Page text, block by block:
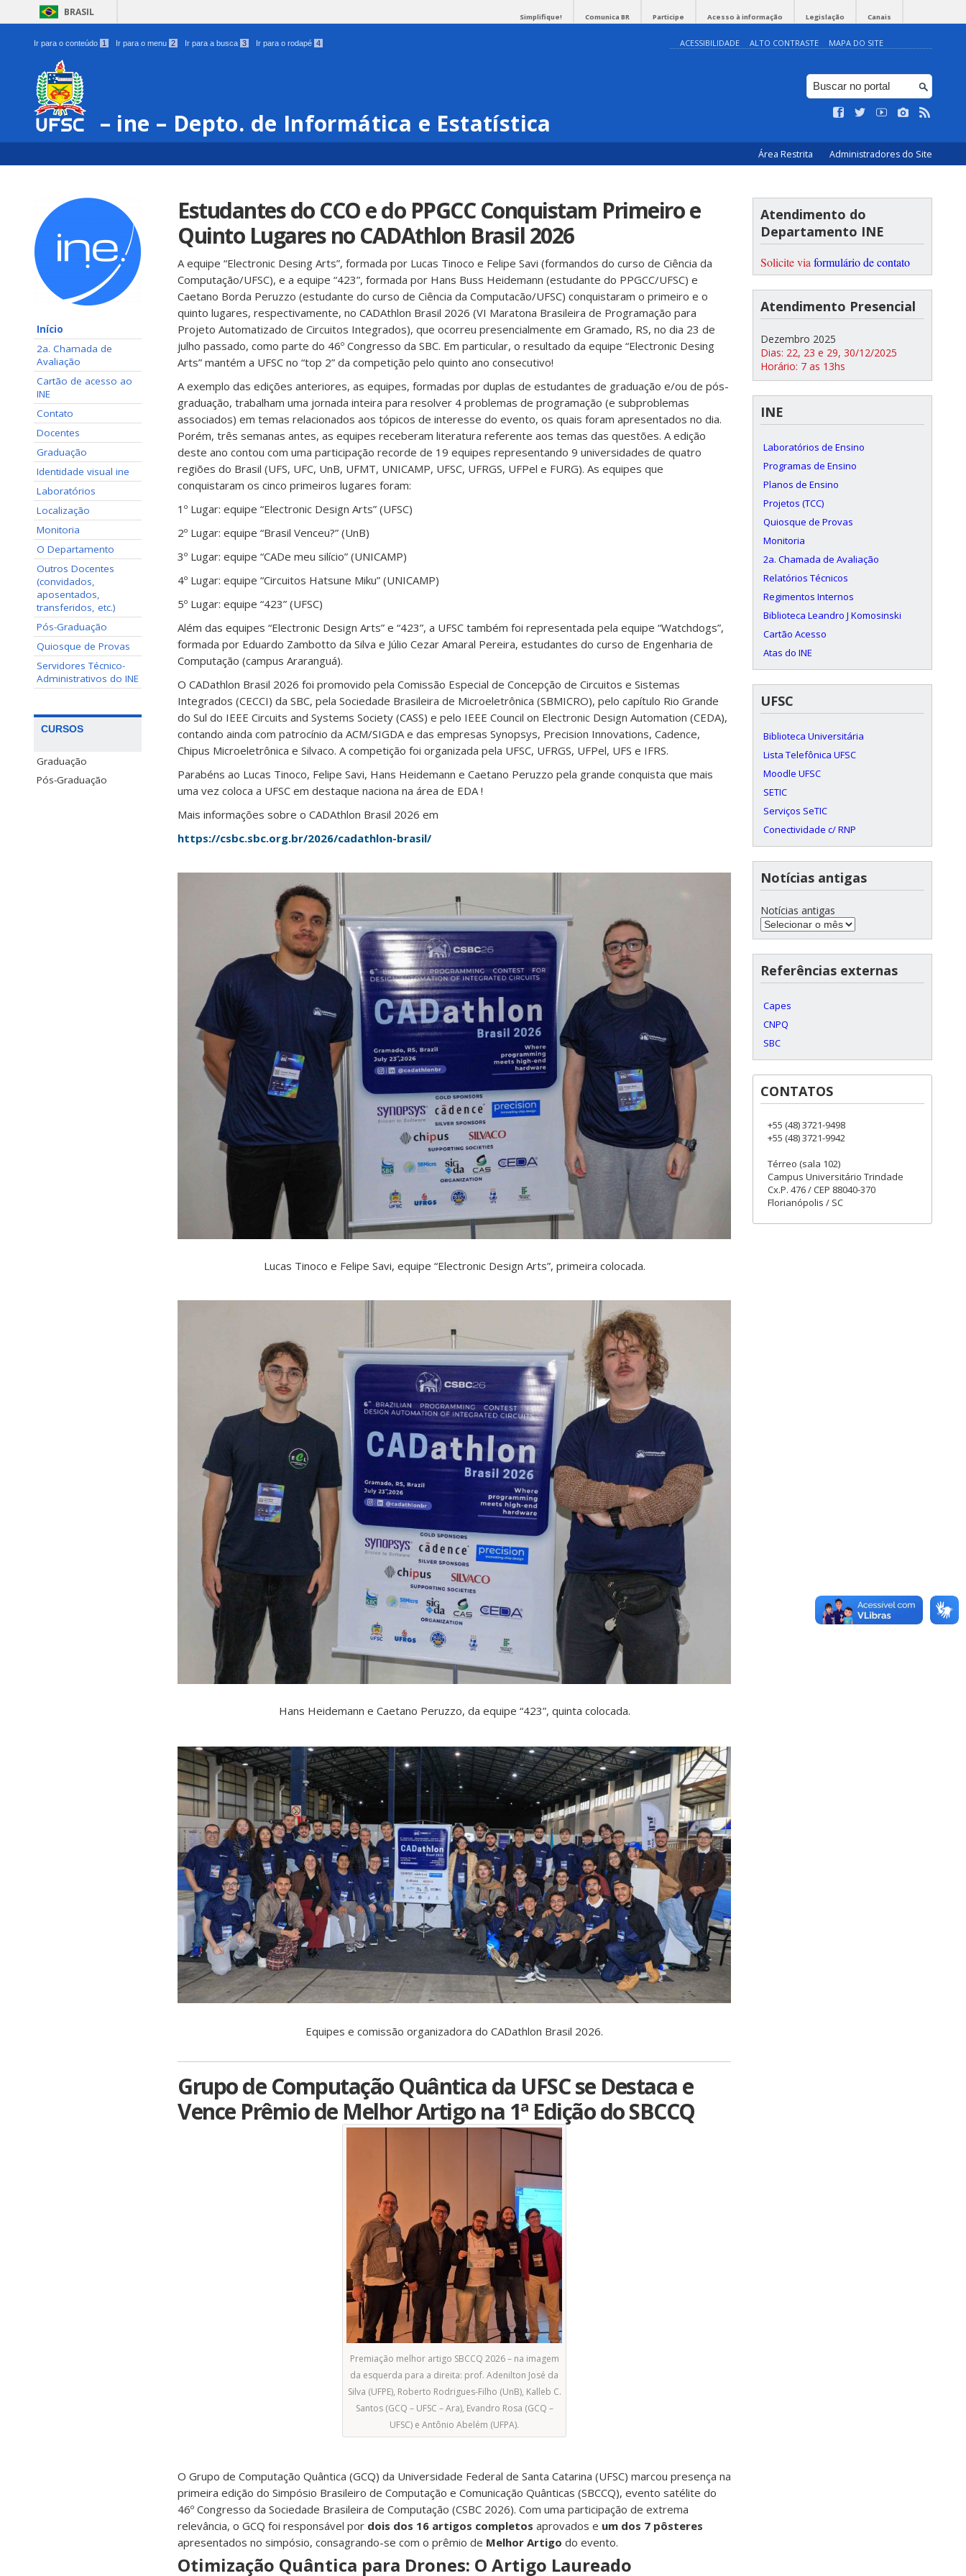
BRASIL Simplifique! Comunica BR Participe Acesso à informação Legislação Canais
Ir para o conteúdo 1 Ir para o menu 2 Ir para a busca 3 Ir para o rodapé 4 ACESSIBILIDADE ALTO CONTRASTE MAPA DO SITE
– ine – Depto. de Informática e Estatística
Área Restrita Administradores do Site
Início
2a. Chamada de
Avaliação
Cartão de acesso ao
INE
Contato
Docentes
Graduação
Identidade visual ine
Laboratórios
Localização
Monitoria
O Departamento
Outros Docentes
(convidados,
aposentados,
transferidos, etc.)
Pós-Graduação
Quiosque de Provas
Servidores Técnico-
Administrativos do INE
CURSOS
Graduação
Pós-Graduação
Estudantes do CCO e do PPGCC Conquistam Primeiro e
Quinto Lugares no CADAthlon Brasil 2026
A equipe “Electronic Desing Arts”, formada por Lucas Tinoco e Felipe Savi (formandos do curso de Ciência da
Computação/UFSC), e a equipe “423”, formada por Hans Buss Heidemann (estudante do PPGCC/UFSC) e
Caetano Borda Peruzzo (estudante do curso de Ciência da Computacão/UFSC) conquistaram o primeiro e o
quinto lugares, respectivamente, no CADAthlon Brasil 2026 (VI Maratona Brasileira de Programação para
Projeto Automatizado de Circuitos Integrados), que ocorreu presencialmente em Gramado, RS, no dia 23 de
julho passado, como parte do 46º Congresso da SBC. Em particular, o resultado da equipe “Electronic Desing
Arts” mantém a UFSC no “top 2” da competição pelo quinto ano consecutivo!
A exemplo das edições anteriores, as equipes, formadas por duplas de estudantes de graduação e/ou de pós-
graduação, trabalham uma jornada inteira para resolver 4 problemas de programação (e subproblemas
associados) em temas relacionados aos tópicos de interesse do evento, os quais foram apresentados no dia.
Porém, três semanas antes, as equipes receberam literatura referente aos temas das questões. A edição
deste ano contou com uma participação recorde de 19 equipes representando 9 universidades de quatro
regiões do Brasil (UFS, UFC, UnB, UFMT, UNICAMP, UFSC, UFRGS, UFPel e FURG). As equipes que
conquistaram os cinco primeiros lugares foram:
1º Lugar: equipe “Electronic Design Arts” (UFSC)
2º Lugar: equipe “Brasil Venceu?” (UnB)
3º Lugar: equipe “CADe meu silício” (UNICAMP)
4º Lugar: equipe “Circuitos Hatsune Miku” (UNICAMP)
5º Lugar: equipe “423” (UFSC)
Além das equipes “Electronic Design Arts” e “423”, a UFSC também foi representada pela equipe “Watchdogs”,
formada por Eduardo Zambotto da Silva e Júlio Cezar Amaral Pereira, estudantes do curso de Engenharia de
Computação (campus Araranguá).
O CADathlon Brasil 2026 foi promovido pela Comissão Especial de Concepção de Circuitos e Sistemas
Integrados (CECCI) da SBC, pela Sociedade Brasileira de Microeletrônica (SBMICRO), pelo capítulo Rio Grande
do Sul do IEEE Circuits and Systems Society (CASS) e pelo IEEE Council on Electronic Design Automation (CEDA),
contando ainda com patrocínio da ACM/SIGDA e das empresas Synopsys, Precision Innovations, Cadence,
Chipus Microeletrônica e Silvaco. A competição foi organizada pela UFSC, UFRGS, UFPel, UFS e IFRS.
Parabéns ao Lucas Tinoco, Felipe Savi, Hans Heidemann e Caetano Peruzzo pela grande conquista que mais
uma vez coloca a UFSC em destaque naciona na área de EDA !
Mais informações sobre o CADAthlon Brasil 2026 em
https://csbc.sbc.org.br/2026/cadathlon-brasil/
Lucas Tinoco e Felipe Savi, equipe “Electronic Design Arts”, primeira colocada.
Hans Heidemann e Caetano Peruzzo, da equipe “423”, quinta colocada.
Equipes e comissão organizadora do CADathlon Brasil 2026.
Grupo de Computação Quântica da UFSC se Destaca e
Vence Prêmio de Melhor Artigo na 1ª Edição do SBCCQ
Premiação melhor artigo SBCCQ 2026 – na imagem
da esquerda para a direita: prof. Adenilton José da
Silva (UFPE), Roberto Rodrigues-Filho (UnB), Kalleb C.
Santos (GCQ – UFSC – Ara), Evandro Rosa (GCQ –
UFSC) e Antônio Abelém (UFPA).
O Grupo de Computação Quântica (GCQ) da Universidade Federal de Santa Catarina (UFSC) marcou presença na
primeira edição do Simpósio Brasileiro de Computação e Comunicação Quânticas (SBCCQ), evento satélite do
46º Congresso da Sociedade Brasileira de Computação (CSBC 2026). Com uma participação de extrema
relevância, o GCQ foi responsável por dois dos 16 artigos completos aprovados e um dos 7 pôsteres
apresentados no simpósio, consagrando-se com o prêmio de Melhor Artigo do evento.
Otimização Quântica para Drones: O Artigo Laureado
Atendimento do
Departamento INE
Solicite via formulário de contato
Atendimento Presencial
Dezembro 2025
Dias: 22, 23 e 29, 30/12/2025
Horário: 7 as 13hs
INE
Laboratórios de Ensino
Programas de Ensino
Planos de Ensino
Projetos (TCC)
Quiosque de Provas
Monitoria
2a. Chamada de Avaliação
Relatórios Técnicos
Regimentos Internos
Biblioteca Leandro J Komosinski
Cartão Acesso
Atas do INE
UFSC
Biblioteca Universitária
Lista Telefônica UFSC
Moodle UFSC
SETIC
Serviços SeTIC
Conectividade c/ RNP
Notícias antigas
Notícias antigas
Referências externas
Capes
CNPQ
SBC
CONTATOS
+55 (48) 3721-9498
+55 (48) 3721-9942
Térreo (sala 102)
Campus Universitário Trindade
Cx.P. 476 / CEP 88040-370
Florianópolis / SC